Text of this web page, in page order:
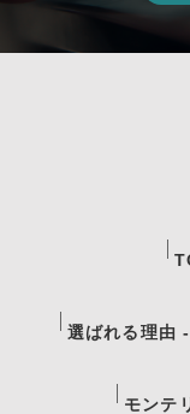
選ばれる理由
モンテ